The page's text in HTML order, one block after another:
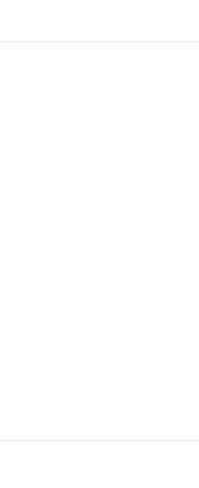
Email
CRM Chat Whastapp